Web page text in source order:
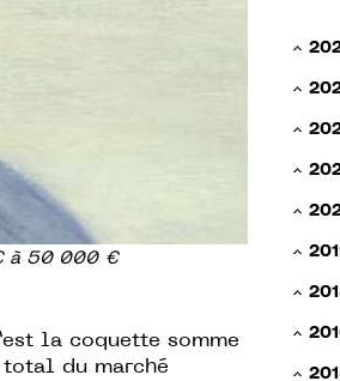
à 50 000 €
la coquette somme
du marché